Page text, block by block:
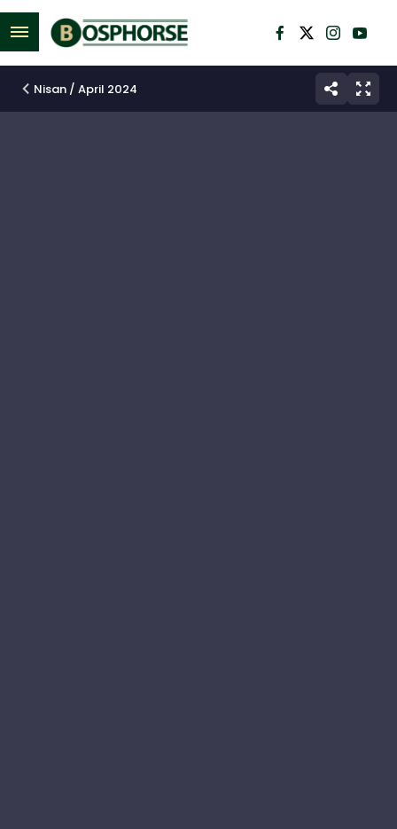
M
e
n
ü
Nisan / April 2024